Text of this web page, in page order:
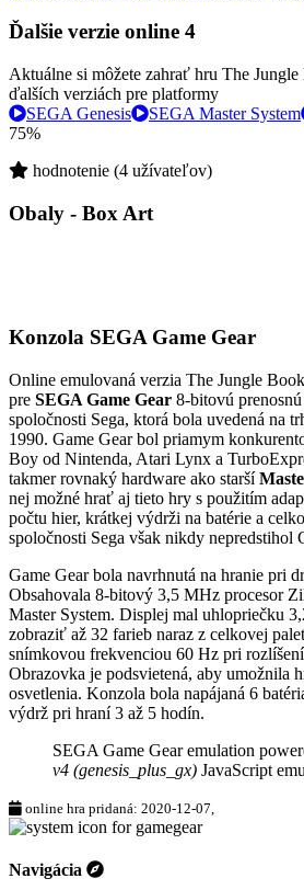
Ďalšie verzie online 4
Aktuálne si môžete zahrať hru The
ďalších verziách pre platformy
SEGA Genesis
SEGA Master System
75%
hodnotenie (4 užívateľov)
Obaly - Box Art
Konzola SEGA Game Gear
Online emulovaná verzia The Jungle Book
pre SEGA Game Gear 8-bitovú
spoločnosti Sega, ktorá bola uvedená na
1990. Game Gear bol priamym
Boy od Nintenda, Atari Lynx a
takmer rovnaký hardware ako starší
nej možné hrať aj tieto hry s použitím
počtu hier, krátkej výdrži na batérie a
spoločnosti Sega však nikdy nepredstihol
Game Gear bola navrhnutá na hranie pri
Obsahovala 8-bitový 3,5 MHz procesor
Master System. Displej mal uhlopriečku
zobraziť až 32 farieb naraz z celkovej
snímkovou frekvenciou 60 Hz pri
Obrazovka je podsvietená, aby umožnila
osvetlenia. Konzola bola napájaná 6
výdrž pri hraní 3 až 5 hodín.
SEGA Game Gear emulation
v4 (genesis_plus_gx) JavaScript
online hra pridaná: 2020-12-07,
Navigácia